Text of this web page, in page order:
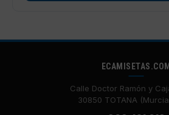
ECAMISETAS.COM
Calle Doctor Ramón y
30850 TOTANA